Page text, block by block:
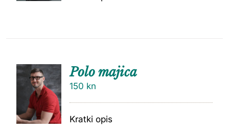
DODAJ
U
KOŠARI
Polo majica
150 kn
Kratki opis